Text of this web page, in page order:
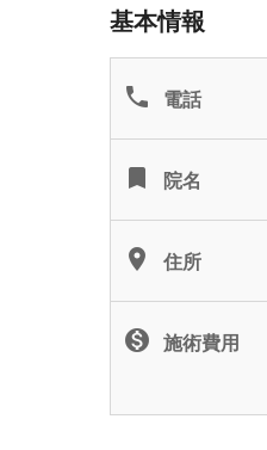
基本情報
phone 電話
turned_in 院名
location_on 住所
monetization_on 施術費用